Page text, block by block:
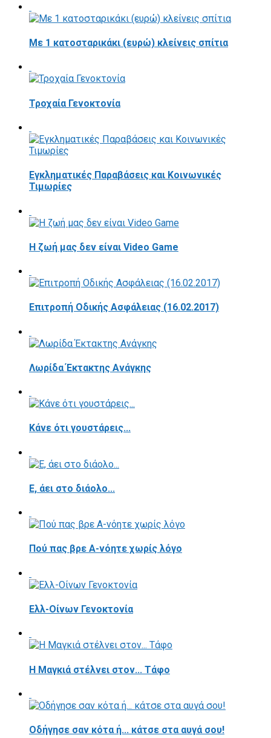
Με 1 κατοσταρικάκι (ευρώ) κλείνεις σπίτια
Τροχαία Γενοκτονία
Εγκληματικές Παραβάσεις και Κοινωνικές
Τιμωρίες
Η ζωή μας δεν είναι Video Game
Επιτροπή Οδικής Ασφάλειας (16.02.2017)
Λωρίδα Έκτακτης Ανάγκης
Κάνε ότι γουστάρεις...
E, άει στο διάολο...
Πού πας βρε Α-νόητε χωρίς λόγο
Ελλ-Οίνων Γενοκτονία
H Μαγκιά στέλνει στον... Τάφο
Οδήγησε σαν κότα ή... κάτσε στα αυγά σου!